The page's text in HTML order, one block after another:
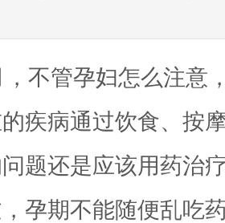
不管孕妇怎么注意
疾病通过饮食、按
题还是应该用药治
孕期不能随便乱吃